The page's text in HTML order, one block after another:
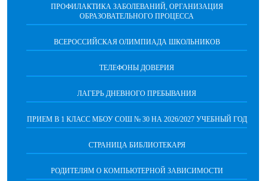
ПРОФИЛАКТИКА ЗАБОЛЕВАНИЙ, ОРГАНИЗАЦИЯ
ОБРАЗОВАТЕЛЬНОГО ПРОЦЕССА
ВСЕРОССИЙСКАЯ ОЛИМПИАДА ШКОЛЬНИКОВ
ТЕЛЕФОНЫ ДОВЕРИЯ
ЛАГЕРЬ ДНЕВНОГО ПРЕБЫВАНИЯ
ПРИЕМ В 1 КЛАСС МБОУ СОШ № 30 НА 2026/2027 УЧЕБНЫЙ ГОД
СТРАНИЦА БИБЛИОТЕКАРЯ
РОДИТЕЛЯМ О КОМПЬЮТЕРНОЙ ЗАВИСИМОСТИ